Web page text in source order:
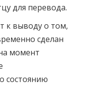
для перевода.
к выводу о том,
сделан
момент
состоянию